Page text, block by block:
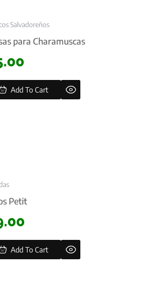
Salvadoreños
para Charamuscas
Add To Cart
Petit
Add To Cart